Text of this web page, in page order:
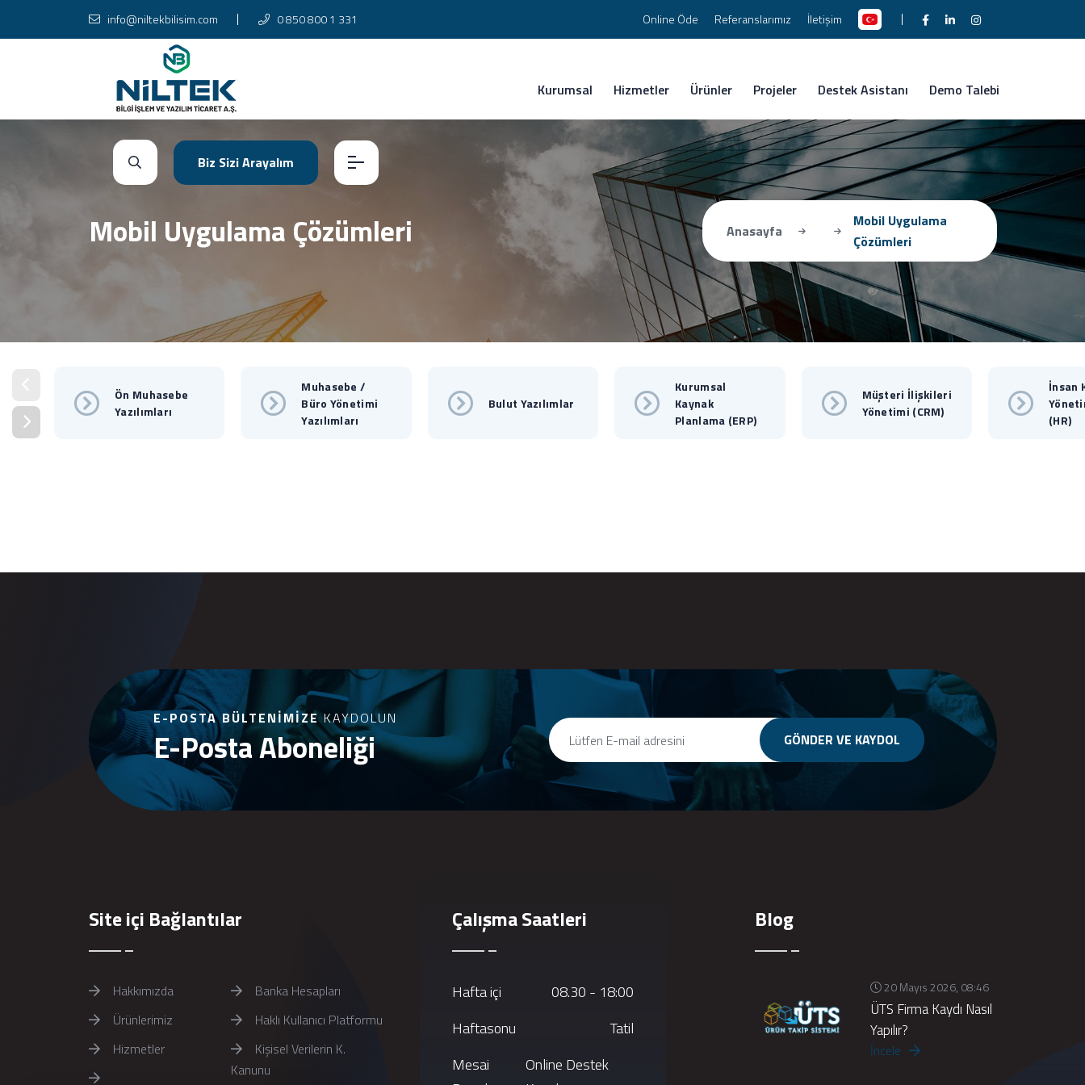
info@niltekbilisim.com 0 850 800 1 331 Online Öde Referanslarımız İletişim
Kurumsal Hizmetler Ürünler Projeler Destek Asistanı Demo Talebi
Biz Sizi Arayalım
Mobil Uygulama Çözümleri Anasayfa
Mobil Uygulama
Çözümleri
Ön Muhasebe
Yazılımları
Muhasebe /
Büro Yönetimi
Yazılımları
Bulut Yazılımlar
Kurumsal
Kaynak
Planlama (ERP)
Müşteri İlişkileri
Yönetimi (CRM)
İnsan
(HR)
E-POSTA BÜLTENIMIZEKAYDOLUN
E-Posta Aboneliği GÖNDER VE KAYDOL
Site içi Bağlantılar
Hakkımızda
Ürünlerimiz
Hizmetler
Banka Hesapları
Haklı Kullanıcı Platformu
Kişisel Verilerin K.
Kanunu
Çalışma Saatleri
Hafta içi
08.30 - 18:00
Haftasonu
Tatil
Mesai
Online Destek
Blog
20 Mayıs 2026, 08:46
ÜTS Firma Kaydı Nasıl
Yapılır?
İncele